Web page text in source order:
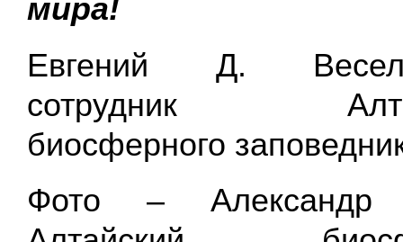
мира!
Евгений Д.
сотрудник
биосферного
Фото – Александр